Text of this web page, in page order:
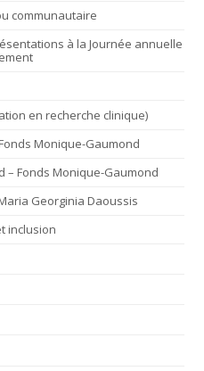
communautaire
à la Journée annuelle
en recherche clinique)
Monique-Gaumond
– Fonds Monique-Gaumond
Georginia Daoussis
inclusion